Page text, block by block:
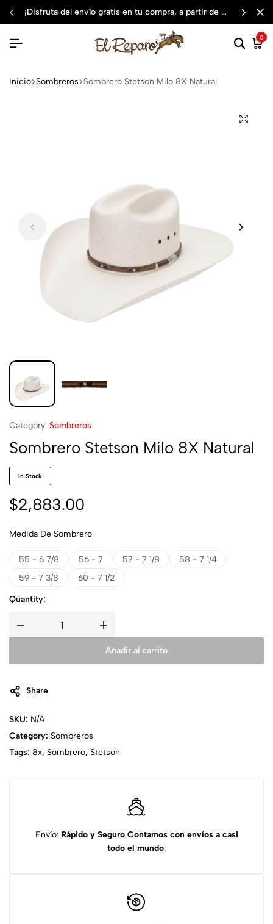
¡disfruta del envío gratis en tu compra, a partir de $3,000 mxn
0
Inicio Sombreros Sombrero Stetson Milo 8X Natural
Category: Sombreros
Sombrero Stetson Milo 8X Natural
In Stock
$2,883.00
Medida De Sombrero
55 - 6 7/8 56 - 7 57 - 7 1/8
58 - 7 1/4
59 - 7 3/8
60 - 7 1/2
Quantity:
Añadir al carrito
Share
SKU: N/A
Category: Sombreros
Tags: 8x, Sombrero, Stetson
Envío: Rápido y Seguro Contamos con envíos a casi
todo el mundo.